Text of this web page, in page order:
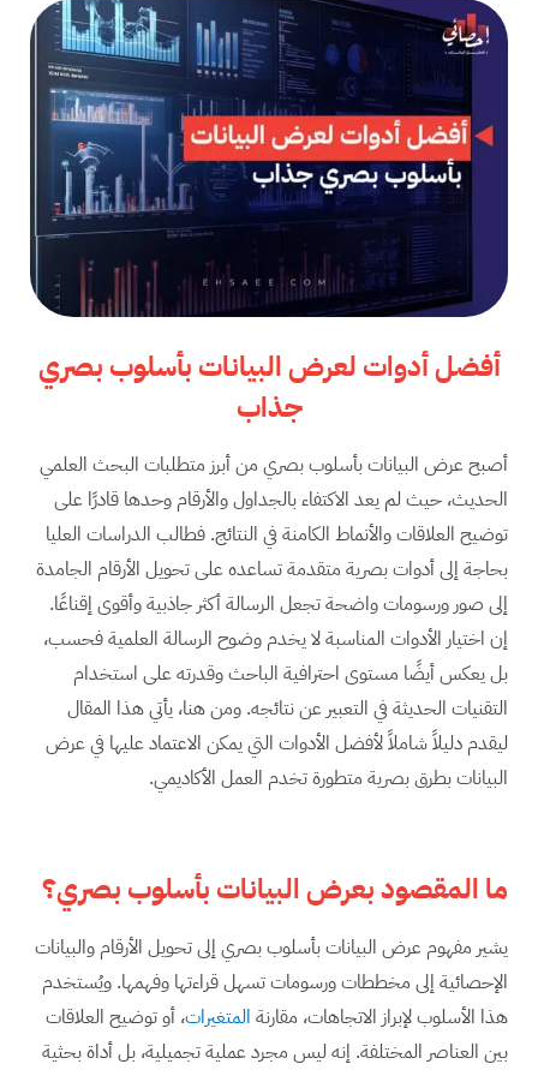
أفضل أدوات لعرض البيانات بأسلوب بصري
جذاب
أصبح عرض البيانات بأسلوب بصري من أبرز متطلبات البحث العلمي
الحديث، حيث لم يعد الاكتفاء بالجداول والأرقام وحدها قادرًا على
توضيح العلاقات والأنماط الكامنة في النتائج. فطالب الدراسات العليا
بحاجة إلى أدوات بصرية متقدمة تساعده على تحويل الأرقام الجامدة
إلى صور ورسومات واضحة تجعل الرسالة أكثر جاذبية وأقوى إقناعًا.
إن اختيار الأدوات المناسبة لا يخدم وضوح الرسالة العلمية فحسب،
بل يعكس أيضًا مستوى احترافية الباحث وقدرته على استخدام
التقنيات الحديثة في التعبير عن نتائجه. ومن هنا، يأتي هذا المقال
ليقدم دليلاً شاملاً لأفضل الأدوات التي يمكن الاعتماد عليها في عرض
البيانات بطرق بصرية متطورة تخدم العمل الأكاديمي.
ما المقصود بعرض البيانات بأسلوب بصري؟
يشير مفهوم عرض البيانات بأسلوب بصري إلى تحويل الأرقام والبيانات
الإحصائية إلى مخططات ورسومات تسهل قراءتها وفهمها. ويُستخدم
هذا الأسلوب لإبراز الاتجاهات، مقارنة المتغيرات، أو توضيح العلاقات
بين العناصر المختلفة. إنه ليس مجرد عملية تجميلية، بل أداة بحثية